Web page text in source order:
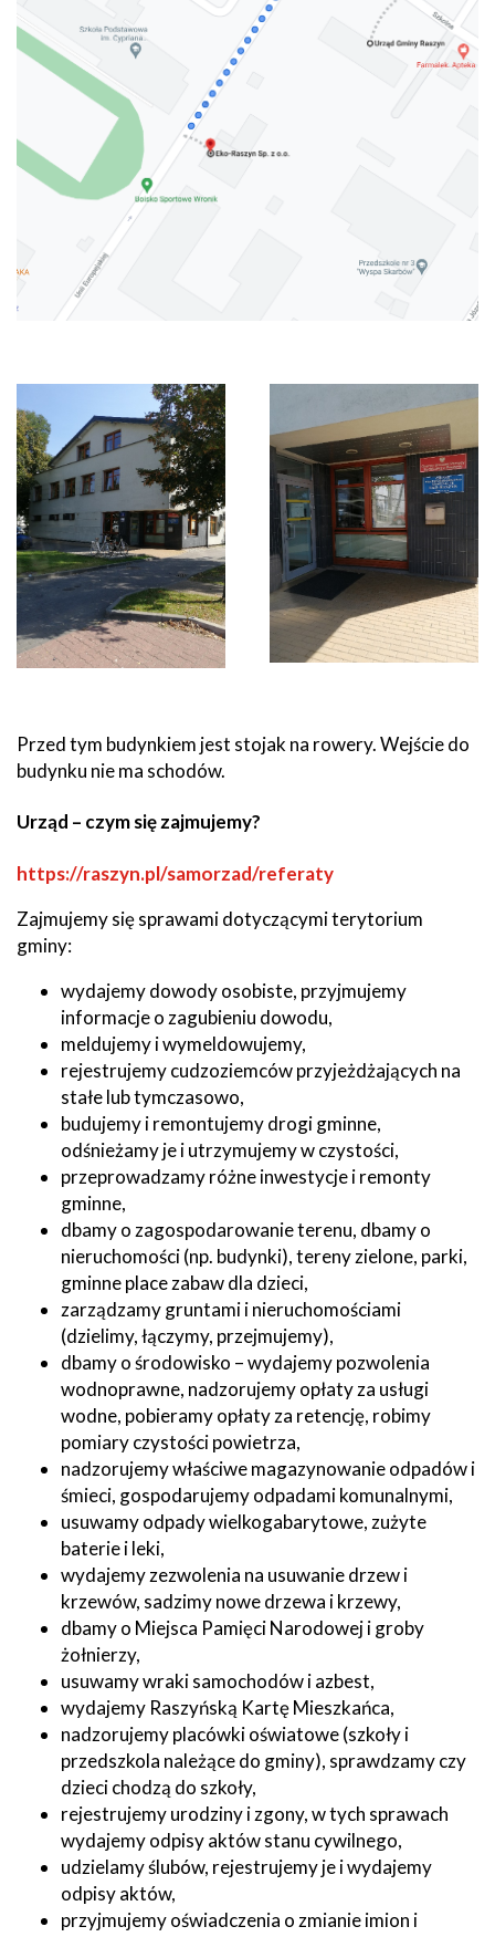
Przed tym budynkiem jest stojak na rowery. Wejście do
budynku nie ma schodów.
Urząd – czym się zajmujemy?
https://raszyn.pl/samorzad/referaty
Zajmujemy się sprawami dotyczącymi terytorium
gminy:
wydajemy dowody osobiste, przyjmujemy
informacje o zagubieniu dowodu,
meldujemy i wymeldowujemy,
rejestrujemy cudzoziemców przyjeżdżających na
stałe lub tymczasowo,
budujemy i remontujemy drogi gminne,
odśnieżamy je i utrzymujemy w czystości,
przeprowadzamy różne inwestycje i remonty
gminne,
dbamy o zagospodarowanie terenu, dbamy o
nieruchomości (np. budynki), tereny zielone, parki,
gminne place zabaw dla dzieci,
zarządzamy gruntami i nieruchomościami
(dzielimy, łączymy, przejmujemy),
dbamy o środowisko – wydajemy pozwolenia
wodnoprawne, nadzorujemy opłaty za usługi
wodne, pobieramy opłaty za retencję, robimy
pomiary czystości powietrza,
nadzorujemy właściwe magazynowanie odpadów i
śmieci, gospodarujemy odpadami komunalnymi,
usuwamy odpady wielkogabarytowe, zużyte
baterie i leki,
wydajemy zezwolenia na usuwanie drzew i
krzewów, sadzimy nowe drzewa i krzewy,
dbamy o Miejsca Pamięci Narodowej i groby
żołnierzy,
usuwamy wraki samochodów i azbest,
wydajemy Raszyńską Kartę Mieszkańca,
nadzorujemy placówki oświatowe (szkoły i
przedszkola należące do gminy), sprawdzamy czy
dzieci chodzą do szkoły,
rejestrujemy urodziny i zgony, w tych sprawach
wydajemy odpisy aktów stanu cywilnego,
udzielamy ślubów, rejestrujemy je i wydajemy
odpisy aktów,
przyjmujemy oświadczenia o zmianie imion i